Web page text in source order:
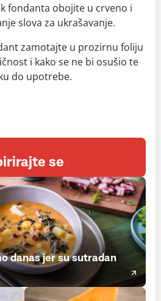
fondanta obojite u crveno i
slova za ukrašavanje.
zamotajte u prozirnu foliju
i kako se ne bi osušio te
do upotrebe.
se
danas jer su sutradan